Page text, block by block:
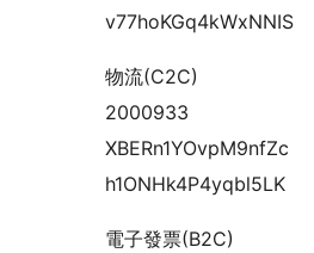
v77hoKGq4kWxNNIS
物流(C2C)
2000933
XBERn1YOvpM9nfZc
h1ONHk4P4yqbl5LK
電子發票(B2C)